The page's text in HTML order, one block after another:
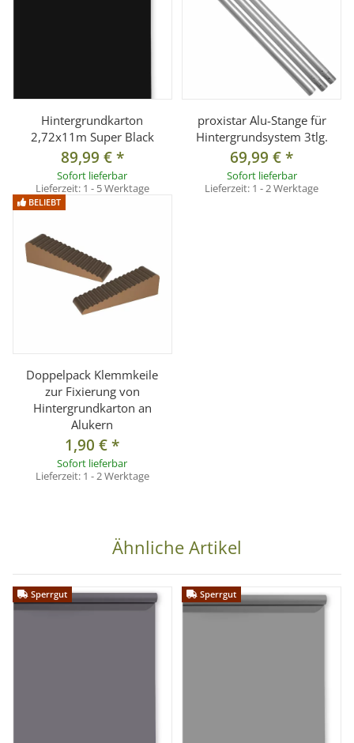
Hintergrundkarton
2,72x11m Super Black
89,99 €*
Sofort lieferbar
Lieferzeit: 1 - 5 Werktage
proxistar Alu-Stange für
Hintergrundsystem 3tlg.
69,99 €*
Sofort lieferbar
Lieferzeit: 1 - 2 Werktage
BELIEBT
Doppelpack Klemmkeile
zur Fixierung von
Hintergrundkarton an
Alukern
1,90 €*
Sofort lieferbar
Lieferzeit: 1 - 2 Werktage
Ähnliche Artikel
Sperrgut Sperrgut